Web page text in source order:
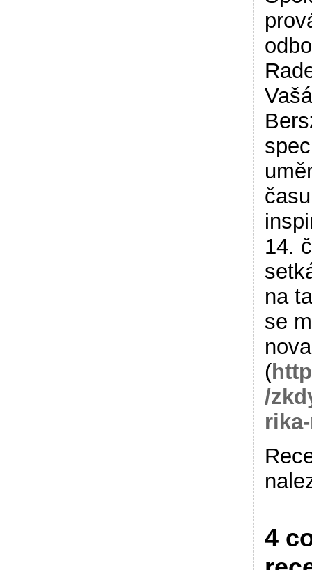
14.
na
se
(
/
4